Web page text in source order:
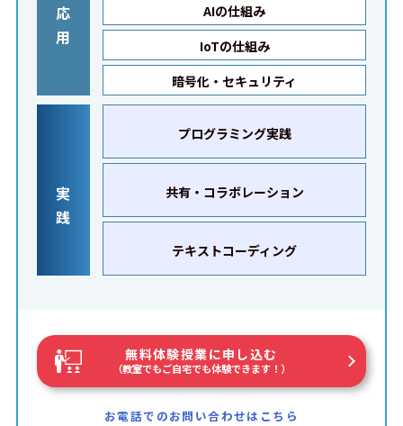
応
用
AIの仕組み
IoTの仕組み
暗号化・セキュリティ
実
践
プログラミング実践
共有・コラボレーション
テキストコーディング
無料体験授業に申し込む
（教室でもご自宅でも体験できます！）
お電話でのお問い合わせはこちら